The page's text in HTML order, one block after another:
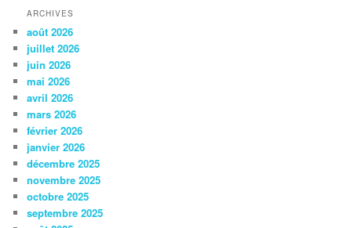
ARCHIVES
août 2026
juillet 2026
juin 2026
mai 2026
avril 2026
mars 2026
février 2026
janvier 2026
décembre 2025
novembre 2025
octobre 2025
septembre 2025